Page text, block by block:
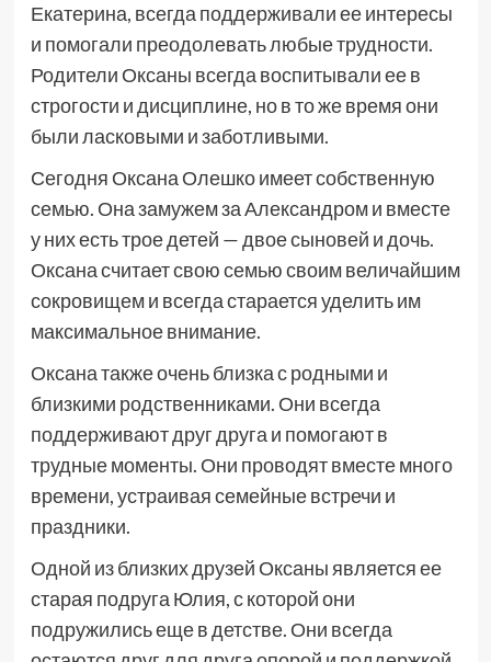
Екатерина, всегда поддерживали ее интересы
и помогали преодолевать любые трудности.
Родители Оксаны всегда воспитывали ее в
строгости и дисциплине, но в то же время они
были ласковыми и заботливыми.
Сегодня Оксана Олешко имеет собственную
семью. Она замужем за Александром и вместе
у них есть трое детей — двое сыновей и дочь.
Оксана считает свою семью своим величайшим
сокровищем и всегда старается уделить им
максимальное внимание.
Оксана также очень близка с родными и
близкими родственниками. Они всегда
поддерживают друг друга и помогают в
трудные моменты. Они проводят вместе много
времени, устраивая семейные встречи и
праздники.
Одной из близких друзей Оксаны является ее
старая подруга Юлия, с которой они
подружились еще в детстве. Они всегда